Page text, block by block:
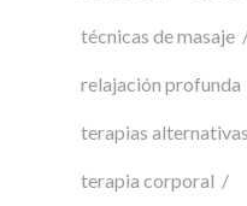
técnicas de masaje
relajación profunda
terapias alternativas
terapia corporal